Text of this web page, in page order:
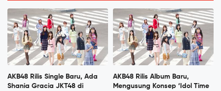
AKB48 Rilis Single Baru, Ada
Shania Gracia JKT48 di
AKB48 Rilis Album Baru,
Mengusung Konsep ‘Idol Time